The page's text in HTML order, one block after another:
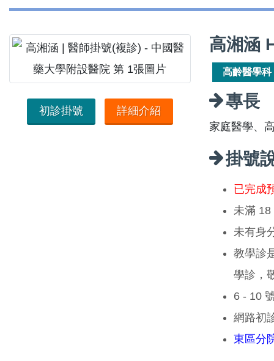
初診掛號 詳細介紹
高湘涵
高齡醫學科
專長
家庭醫學、
掛號
已完成
未滿 18
未有身
教學診
學診，
6 - 10
網路初
東區分